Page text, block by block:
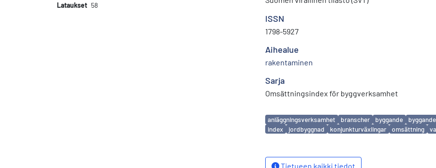
Lataukset 58
ISSN
1798-5927
Aihealue
rakentaminen
Sarja
Omsättningsindex för byggverksamhet
Avainsanat
anläggningsverksamhet branscher byggande
index
jordbyggnad konjunkturväxlingar omsättning
Tietueen kaikki tiedot